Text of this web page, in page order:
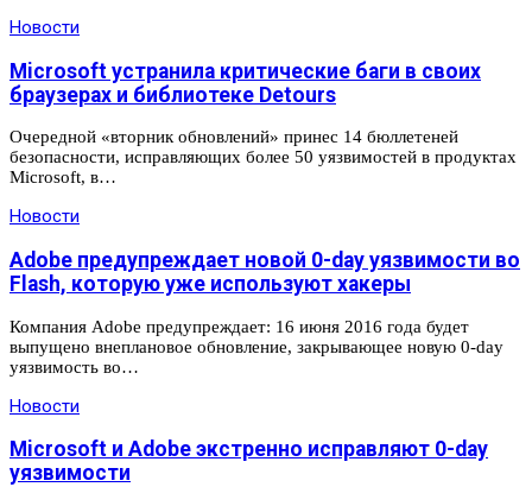
Новости
Microsoft устранила критические баги в своих
браузерах и библиотеке Detours
Очередной «вторник обновлений» принес 14 бюллетеней
безопасности, исправляющих более 50 уязвимостей в продуктах
Microsoft, в…
Новости
Adobe предупреждает новой 0-day уязвимости во
Flash, которую уже используют хакеры
Компания Adobe предупреждает: 16 июня 2016 года будет
выпущено внеплановое обновление, закрывающее новую 0-day
уязвимость во…
Новости
Microsoft и Adobe экстренно исправляют 0-day
уязвимости